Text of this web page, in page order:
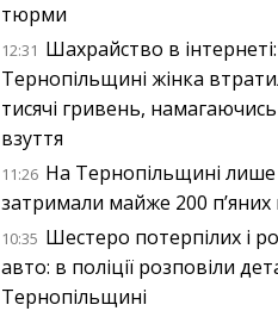
тюрми
12:31 Шахрайство в
Тернопільщині жінка
тисячі гривень,
взуття
11:26 На Тернопільщині лише
затримали майже 200 п’яних
10:35 Шестеро потерпілих і
авто: в поліції розповіли
Тернопільщині